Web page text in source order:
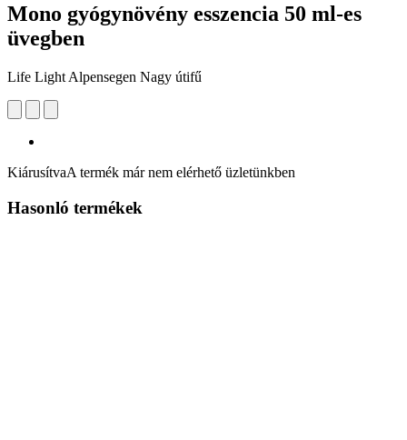
Mono gyógynövény esszencia 50 ml-es
üvegben
Life Light Alpensegen Nagy útifű
KiárusítvaA termék már nem elérhető üzletünkben
Hasonló termékek